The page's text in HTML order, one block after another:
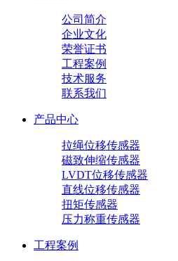
公司简介
企业文化
荣誉证书
工程案例
技术服务
联系我们
产品中心
拉绳位移传感器
磁致伸缩传感器
LVDT位移传感器
直线位移传感器
扭矩传感器
压力称重传感器
工程案例